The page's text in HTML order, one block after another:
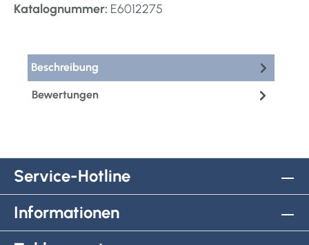
Katalognummer: E6012275
Beschreibung
Bewertungen
Service-Hotline
Informationen